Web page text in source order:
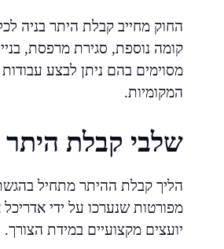
החוק מחייב קבלת היתר בניה
קומה נוספת, סגירת מרפסת,
מסוימים בהם ניתן לבצע
המקומיות.
שלבי קבלת היתר
הליך קבלת ההיתר מתחיל
מפורטות שנערכו על ידי
יועצים מקצועיים במידת הצורך.